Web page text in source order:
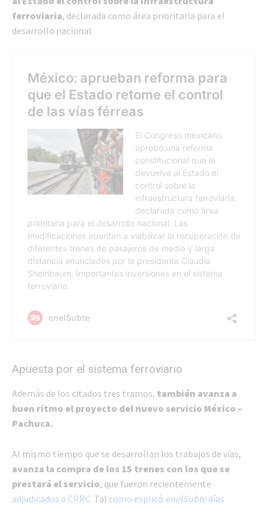
ferroviaria, declarada como área prioritaria para el
desarrollo nacional.
Apuesta por el sistema ferroviario
Además de los citados tres tramos, también avanza a
buen ritmo el proyecto del nuevo servicio México –
Pachuca.
Al mismo tiempo que se desarrollan los trabajos de vías,
avanza la compra de los 15 trenes con los que se
prestará el servicio, que fueron recientemente
adjudicados a CRRC. Tal como explicó enelSubtedías